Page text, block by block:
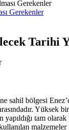
Gerekenler
Tarihi
sahil bölgesi
Yüksek
yapıldığı tam